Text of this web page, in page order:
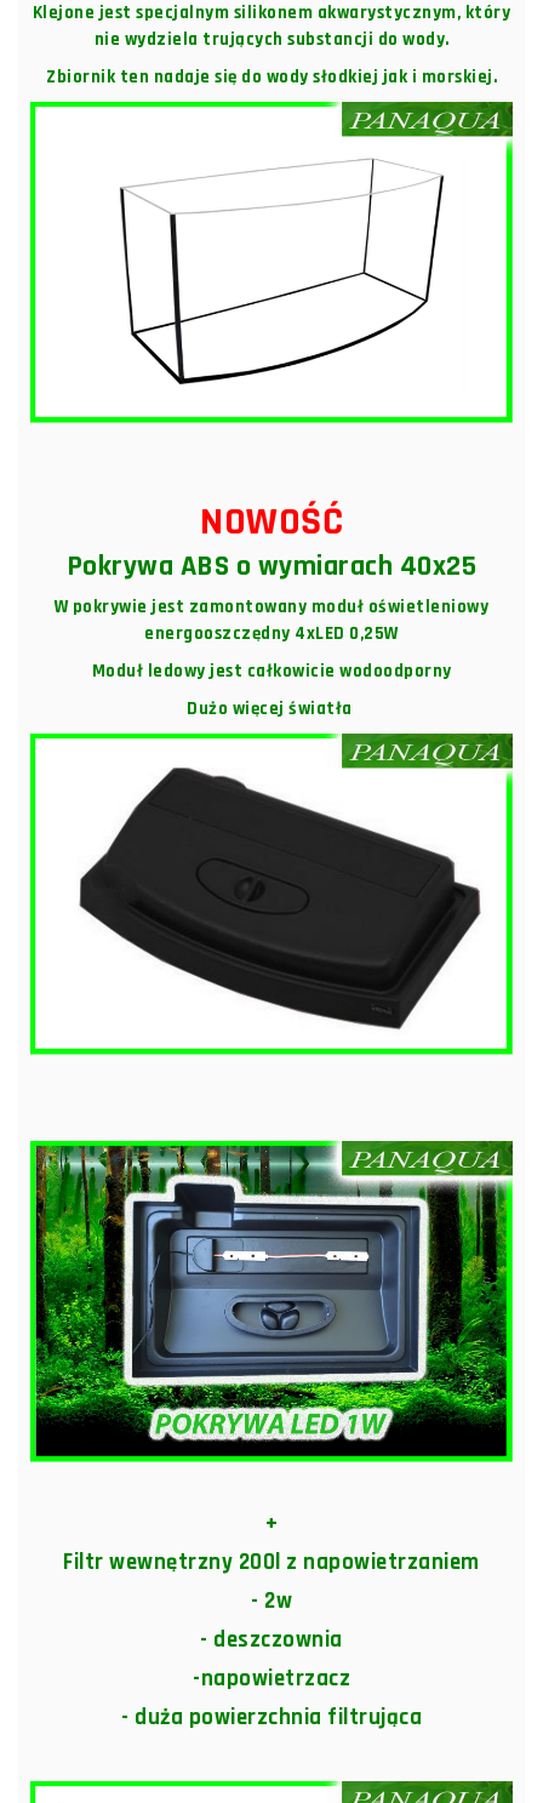
Klejone jest specjalnym silikonem akwarystycznym, który
nie wydziela trujących substancji do wody.
Zbiornik ten nadaje się do wody słodkiej jak i morskiej.
NOWOŚĆ
Pokrywa ABS o wymiarach 40x25
W pokrywie jest zamontowany moduł oświetleniowy
energooszczędny 4xLED 0,25W
Moduł ledowy jest całkowicie wodoodporny
Dużo więcej światła
+
Filtr wewnętrzny 200l z napowietrzaniem
- 2w
- deszczownia
-napowietrzacz
- duża powierzchnia filtrująca